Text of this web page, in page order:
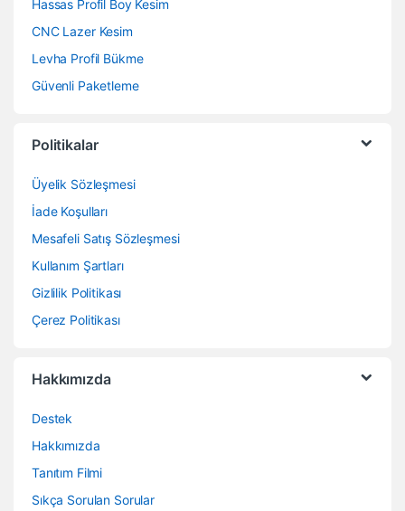
Hassas Profil Boy Kesim
CNC Lazer Kesim
Levha Profil Bükme
Güvenli Paketleme
Politikalar
Üyelik Sözleşmesi
İade Koşulları
Mesafeli Satış Sözleşmesi
Kullanım Şartları
Gizlilik Politikası
Çerez Politikası
Hakkımızda
Destek
Hakkımızda
Tanıtım Filmi
Sıkça Sorulan Sorular